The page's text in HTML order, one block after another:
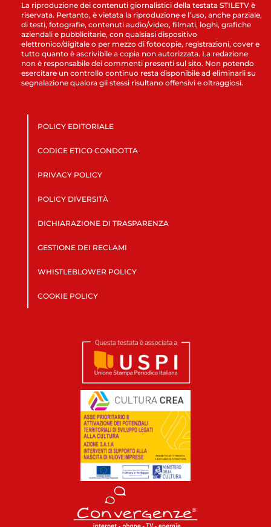
La riproduzione dei contenuti giornalistici della testata STILETV è
riservata. Pertanto, è vietata la riproduzione e l’uso, anche parziale,
di testi, fotografie, contenuti audio/video, filmati, loghi, grafiche
aziendali e pubblicitarie, con qualsiasi dispositivo
elettronico/digitale o per mezzo di fotocopie, registrazioni, cover e
tutto quanto è ascrivibile a copia non autorizzata. La redazione
non è responsabile dei commenti presenti sul sito. Non potendo
esercitare un controllo continuo resta disponibile ad eliminarli su
segnalazione qualora gli stessi risultano offensivi e oltraggiosi.
POLICY EDITORIALE
CODICE ETICO CONDOTTA
PRIVACY POLICY
POLICY DIVERSITÀ
DICHIARAZIONE DI TRASPARENZA
GESTIONE DEI RECLAMI
WHISTLEBLOWER POLICY
COOKIE POLICY